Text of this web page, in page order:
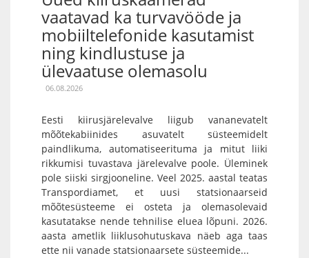
vaatavad ka turvavööde ja
mobiiltelefonide kasutamist
ning kindlustuse ja
ülevaatuse olemasolu
06.08.2026
Eesti kiirusjärelevalve liigub vananevatelt
mõõtekabiinides asuvatelt süsteemidelt
paindlikuma, automatiseerituma ja mitut liiki
rikkumisi tuvastava järelevalve poole. Üleminek
pole siiski sirgjooneline. Veel 2025. aastal teatas
Transpordiamet, et uusi statsionaarseid
mõõtesüsteeme ei osteta ja olemasolevaid
kasutatakse nende tehnilise eluea lõpuni. 2026.
aasta ametlik liiklusohutuskava näeb aga taas
ette nii vanade statsionaarsete süsteemide...